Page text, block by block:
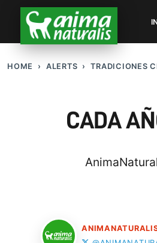
HOME ALERTS TRADICIONES
CADA